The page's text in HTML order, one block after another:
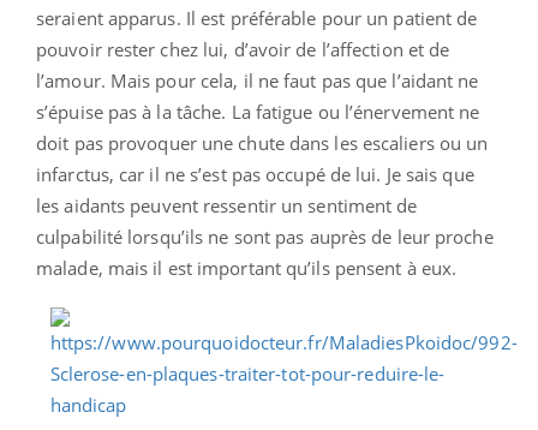
seraient apparus. Il est préférable pour un patient de
pouvoir rester chez lui, d’avoir de l’affection et de
l’amour. Mais pour cela, il ne faut pas que l’aidant ne
s’épuise pas à la tâche. La fatigue ou l’énervement ne
doit pas provoquer une chute dans les escaliers ou un
infarctus, car il ne s’est pas occupé de lui. Je sais que
les aidants peuvent ressentir un sentiment de
culpabilité lorsqu’ils ne sont pas auprès de leur proche
malade, mais il est important qu’ils pensent à eux.